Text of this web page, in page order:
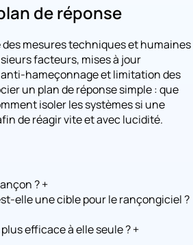
de réponse
mesures techniques et humaines
facteurs, mises à jour
hameçonnage et limitation des
un plan de réponse simple : que
isoler les systèmes si une
de réagir vite et avec lucidité.
?+
elle une cible pour le rançongiciel ?
efficace à elle seule ?+